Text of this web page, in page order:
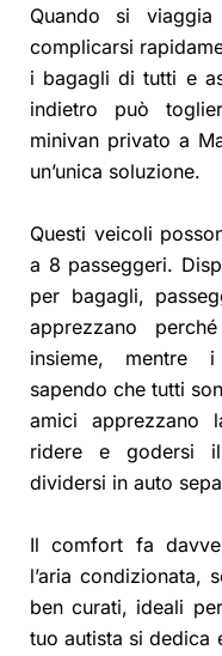
Quando si
complicarsi
i bagagli di tutti e
indietro può
minivan privato a
un’unica soluzione.
Questi veicoli
a 8 passeggeri.
per bagagli,
apprezzano
insieme, mentre
sapendo che tutti
amici apprezzano
ridere e godersi
dividersi in auto
Il comfort fa
l’aria condizionata,
ben curati, ideali
tuo autista si dedica